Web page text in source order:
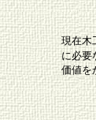
現在木
に必要
価値を